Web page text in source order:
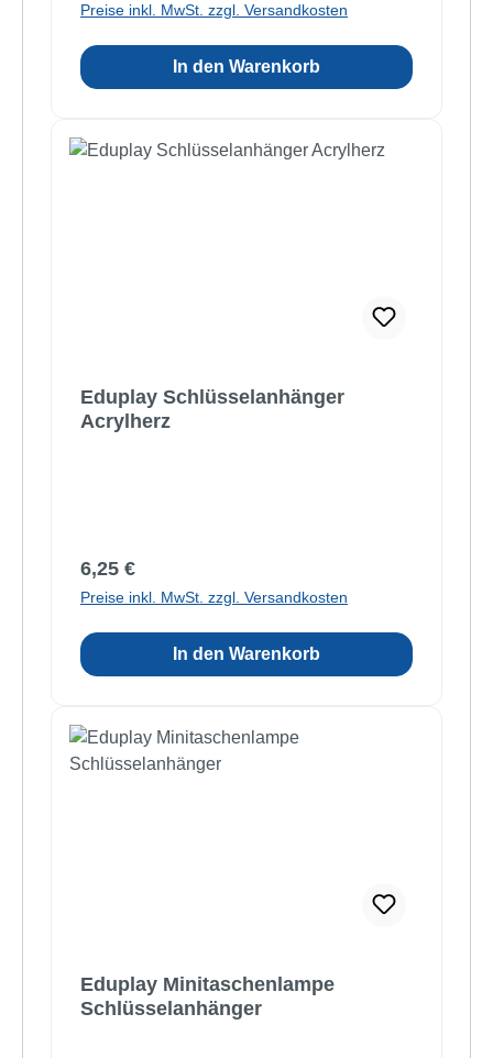
Preise inkl. MwSt. zzgl. Versandkosten
In den Warenkorb
Eduplay Schlüsselanhänger
Acrylherz
Regulärer Preis:
6,25 €
Preise inkl. MwSt. zzgl. Versandkosten
In den Warenkorb
Eduplay Minitaschenlampe
Schlüsselanhänger